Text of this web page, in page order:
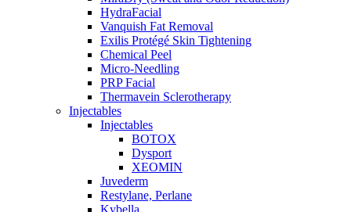
HydraFacial
Vanquish Fat Removal
Exilis Protégé Skin Tightening
Chemical Peel
Micro-Needling
PRP Facial
Thermavein Sclerotherapy
Injectables
Injectables
BOTOX
Dysport
XEOMIN
Juvederm
Restylane, Perlane
Kybella